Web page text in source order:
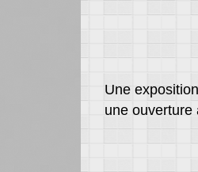
Une
une ouverture